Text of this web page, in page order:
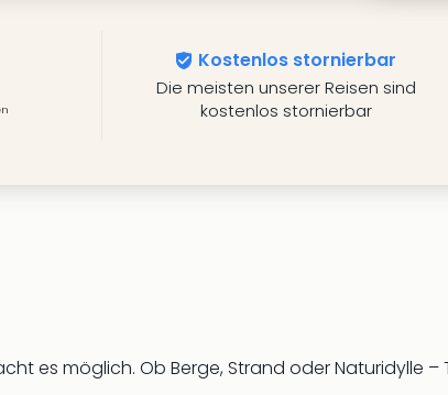
Kostenlos stornierbar
Die meisten unserer Reisen sind
kostenlos stornierbar
es möglich. Ob Berge, Strand oder Naturidylle –